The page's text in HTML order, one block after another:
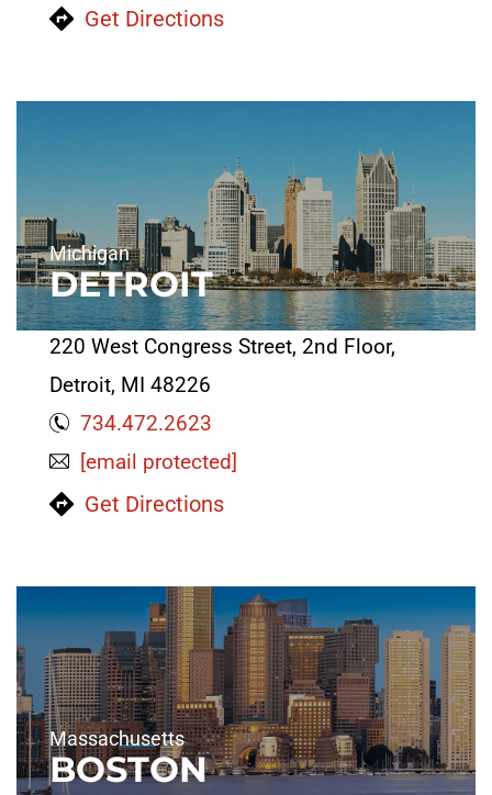
Get Directions
Michigan
DETROIT
220 West Congress Street, 2nd Floor,
Detroit, MI 48226
734.472.2623
[email protected]
Get Directions
Massachusetts
BOSTON